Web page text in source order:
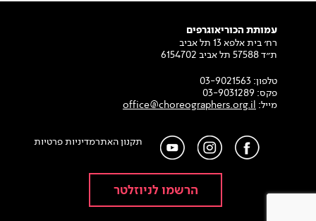
עמותת הכוריאוגרפים
רח׳ בית אלפא 13 תל אביב
ת״ד 57588 תל אביב 6154702
טלפון: 03-9021563
פקס: 03-9031289
מייל: office@choreographers.org.il
תקנון האתרמדיניות פרטיות
הרשמו לניוזלטר